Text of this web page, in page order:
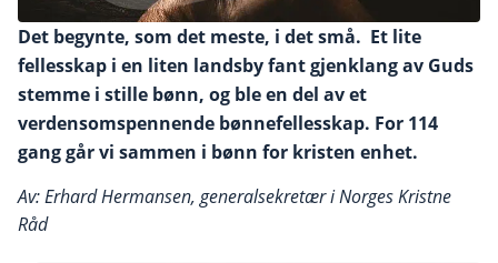
Det begynte, som det meste, i det små. Et lite
fellesskap i en liten landsby fant gjenklang av Guds
stemme i stille bønn, og ble en del av et
verdensomspennende bønnefellesskap. For 114
gang går vi sammen i bønn for kristen enhet.
Av: Erhard Hermansen, generalsekretær i Norges Kristne
Råd